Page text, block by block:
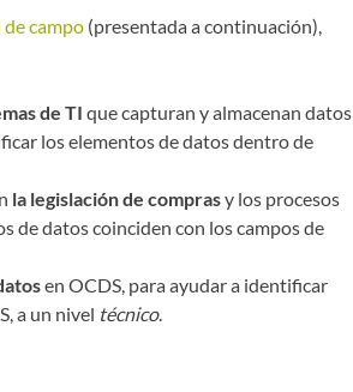
campo(presentada a continuación),
de TI que capturan y almacenan datos
los elementos de datos dentro de
la legislación de comprasy los procesos
de datos coinciden con los campos de
en OCDS, para ayudar a identificar
a un nivel técnico.